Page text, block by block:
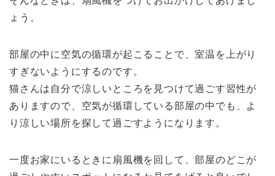
ょう。
部屋の中に 空気の循環が起こることで、室温を上がり
すぎないようにするのです。
猫さんは自分で涼しいところを見つけて過ごす習性が
ありますので、空気が循環している部屋の中でも、 よ
り涼しい場所を探して過ごすようになります。
一度お家にいるときに扇風機を回して、部屋のどこが